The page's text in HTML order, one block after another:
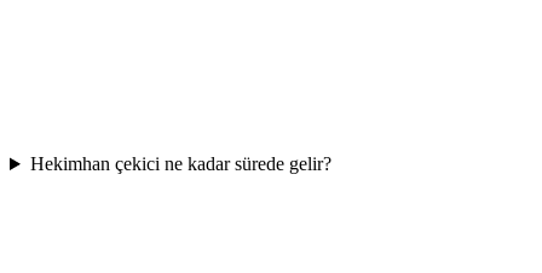
Hekimhan çekici ne kadar sürede gelir?